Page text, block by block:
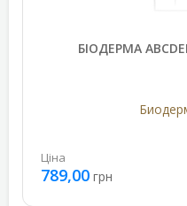
БІОДЕРМА
Ціна
789,00 грн